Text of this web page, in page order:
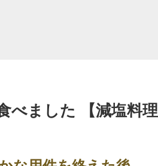
べました 【減塩料理